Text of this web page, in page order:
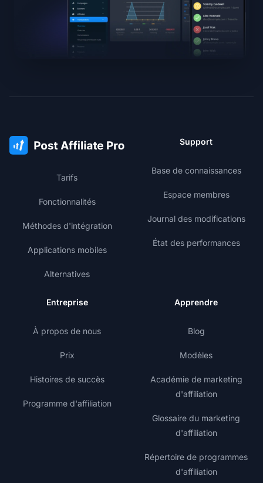
Tarifs
Fonctionnalités
Méthodes d'intégration
Applications mobiles
Alternatives
Support
Base de connaissances
Espace membres
Journal des modifications
État des performances
Entreprise
À propos de nous
Prix
Histoires de succès
Programme d'affiliation
Apprendre
Blog
Modèles
Académie de marketing
d'affiliation
Glossaire du marketing
d'affiliation
Répertoire de programmes
d'affiliation